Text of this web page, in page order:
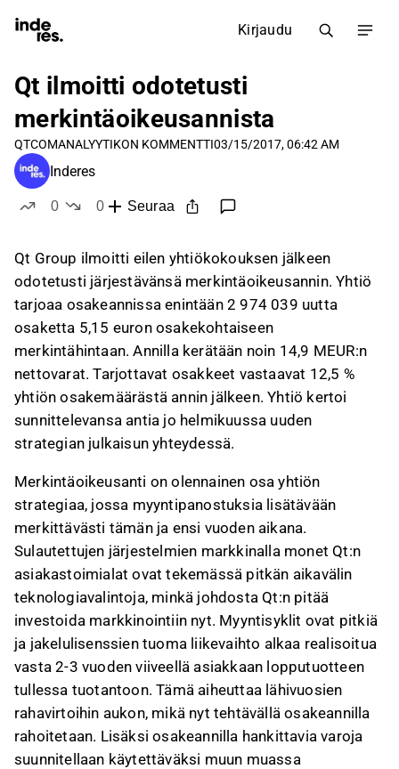
Kirjaudu
Qt ilmoitti odotetusti
merkintäoikeusannista
QTCOMANALYYTIKON KOMMENTTI03/15/2017, 06:42 AM
Inderes
0
0
Seuraa
Qt Group ilmoitti eilen yhtiökokouksen jälkeen
odotetusti järjestävänsä merkintäoikeusannin. Yhtiö
tarjoaa osakeannissa enintään 2 974 039 uutta
osaketta 5,15 euron osakekohtaiseen
merkintähintaan. Annilla kerätään noin 14,9 MEUR:n
nettovarat. Tarjottavat osakkeet vastaavat 12,5 %
yhtiön osakemäärästä annin jälkeen. Yhtiö kertoi
sunnittelevansa antia jo helmikuussa uuden
strategian julkaisun yhteydessä.
Merkintäoikeusanti on olennainen osa yhtiön
strategiaa, jossa myyntipanostuksia lisätävään
merkittävästi tämän ja ensi vuoden aikana.
Sulautettujen järjestelmien markkinalla monet Qt:n
asiakastoimialat ovat tekemässä pitkän aikavälin
teknologiavalintoja, minkä johdosta Qt:n pitää
investoida markkinointiin nyt. Myyntisyklit ovat pitkiä
ja jakelulisenssien tuoma liikevaihto alkaa realisoitua
vasta 2-3 vuoden viiveellä asiakkaan lopputuotteen
tullessa tuotantoon. Tämä aiheuttaa lähivuosien
rahavirtoihin aukon, mikä nyt tehtävällä osakeannilla
rahoitetaan. Lisäksi osakeannilla hankittavia varoja
suunnitellaan käytettäväksi muun muassa